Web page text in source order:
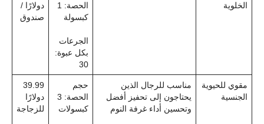
الخلوية
الحصة: 1
كبسولة
الجرعات
بكل عبوة:
30
دولارًا /
صندوق
مقوي للحيوية
الجنسية
مناسب للرجال الذين
يحتاجون إلى تحفيز أفضل
وتحسين أداء غرفة النوم
حجم
الحصة: 3
كبسولات
39.99
دولارًا
للزجاجة